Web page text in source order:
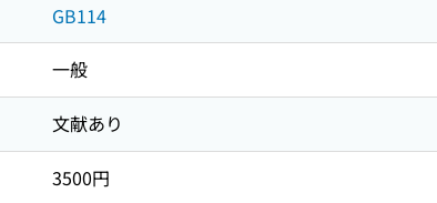
GB114
一般
文献あり
3500円